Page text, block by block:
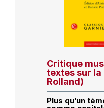
Critique
textes sur la
Rolland)
Plus qu’un